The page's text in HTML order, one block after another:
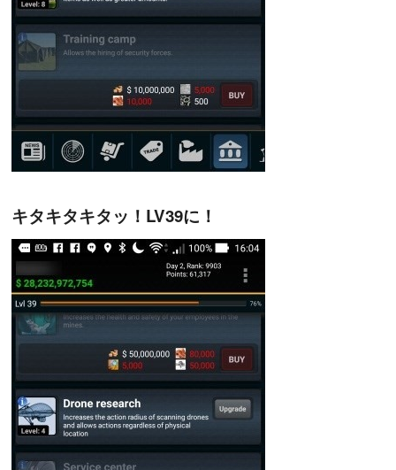
キタキタキタッ！LV39に！